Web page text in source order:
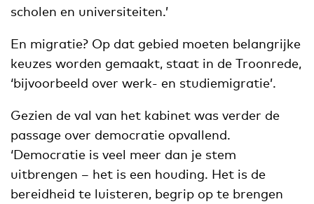
scholen en universiteiten.’
En migratie? Op dat gebied moeten belangrijke
keuzes worden gemaakt, staat in de Troonrede,
‘bijvoorbeeld over werk- en studiemigratie’.
Gezien de val van het kabinet was verder de
passage over democratie opvallend.
‘Democratie is veel meer dan je stem
uitbrengen – het is een houding. Het is de
bereidheid te luisteren, begrip op te brengen